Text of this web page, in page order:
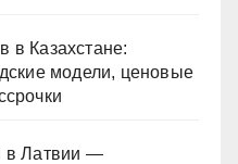
в Казахстане:
модели, ценовые
в Латвии —